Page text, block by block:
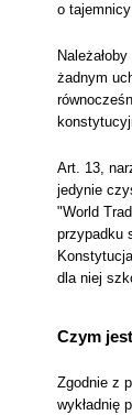
o
żadnym
Art. 13,
jedynie
"World
przypadku
dla niej
Czym
Zgodnie z
wykładnię